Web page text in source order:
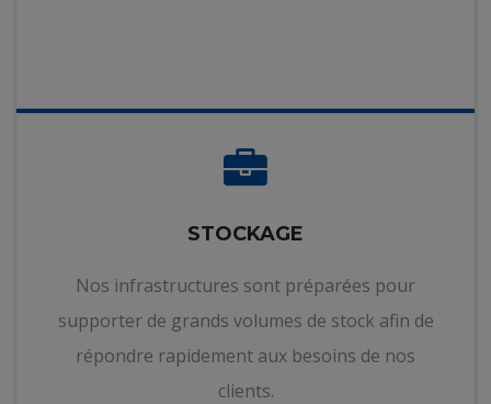
STOCKAGE
Nos infrastructures sont préparées pour
supporter de grands volumes de stock afin de
répondre rapidement aux besoins de nos
clients.